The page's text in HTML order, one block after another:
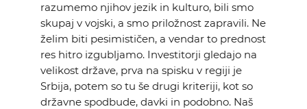
razumemo njihov jezik in kulturo, bili smo
skupaj v vojski, a smo priložnost zapravili. Ne
želim biti pesimističen, a vendar to prednost
res hitro izgubljamo. Investitorji gledajo na
velikost države, prva na spisku v regiji je
Srbija, potem so tu še drugi kriteriji, kot so
državne spodbude, davki in podobno. Naš